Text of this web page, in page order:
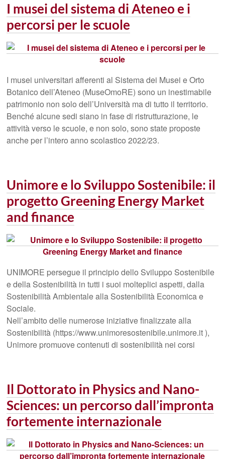
I musei del sistema di Ateneo e i
percorsi per le scuole
I musei universitari afferenti al Sistema dei Musei e Orto
Botanico dell’Ateneo (MuseOmoRE) sono un inestimabile
patrimonio non solo dell’Università ma di tutto il territorio.
Benché alcune sedi siano in fase di ristrutturazione, le
attività verso le scuole, e non solo, sono state proposte
anche per l’intero anno scolastico 2022/23.
Unimore e lo Sviluppo Sostenibile: il
progetto Greening Energy Market
and finance
UNIMORE persegue il principio dello Sviluppo Sostenibile
e della Sostenibilità in tutti i suoi molteplici aspetti, dalla
Sostenibilità Ambientale alla Sostenibilità Economica e
Sociale.
Nell’ambito delle numerose iniziative finalizzate alla
Sostenibilità (https://www.unimoresostenibile.unimore.it ),
Unimore promuove contenuti di sostenibilità nei corsi
Il Dottorato in Physics and Nano-
Sciences: un percorso dall’impronta
fortemente internazionale